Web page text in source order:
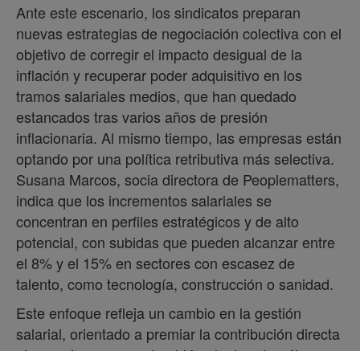
Ante este escenario, los sindicatos preparan
nuevas estrategias de negociación colectiva con el
objetivo de corregir el impacto desigual de la
inflación y recuperar poder adquisitivo en los
tramos salariales medios, que han quedado
estancados tras varios años de presión
inflacionaria. Al mismo tiempo, las empresas están
optando por una política retributiva más selectiva.
Susana Marcos, socia directora de Peoplematters,
indica que los incrementos salariales se
concentran en perfiles estratégicos y de alto
potencial, con subidas que pueden alcanzar entre
el 8% y el 15% en sectores con escasez de
talento, como tecnología, construcción o sanidad.
Este enfoque refleja un cambio en la gestión
salarial, orientado a premiar la contribución directa